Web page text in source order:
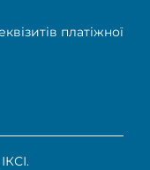
платіжної